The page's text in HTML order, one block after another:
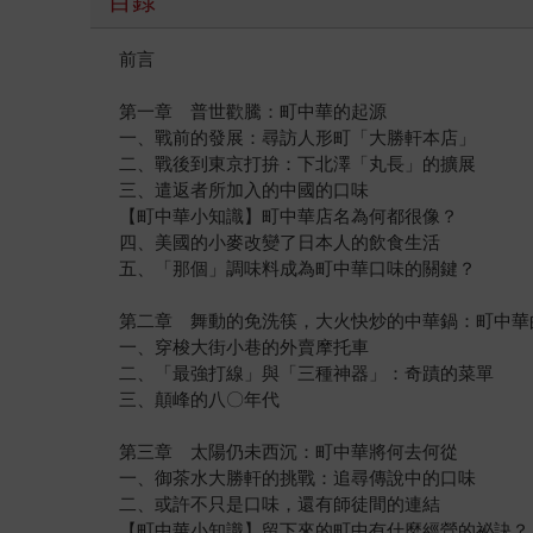
前言
第一章 普世歡騰：町中華的起源
一、戰前的發展：尋訪人形町「大勝軒本店」
二、戰後到東京打拚：下北澤「丸長」的擴展
三、遣返者所加入的中國的口味
【町中華小知識】町中華店名為何都很像？
四、美國的小麥改變了日本人的飲食生活
五、「那個」調味料成為町中華口味的關鍵？
第二章 舞動的免洗筷，大火快炒的中華鍋：町中華
一、穿梭大街小巷的外賣摩托車
二、「最強打線」與「三種神器」：奇蹟的菜單
三、顛峰的八〇年代
第三章 太陽仍未西沉：町中華將何去何從
一、御茶水大勝軒的挑戰：追尋傳說中的口味
二、或許不只是口味，還有師徒間的連結